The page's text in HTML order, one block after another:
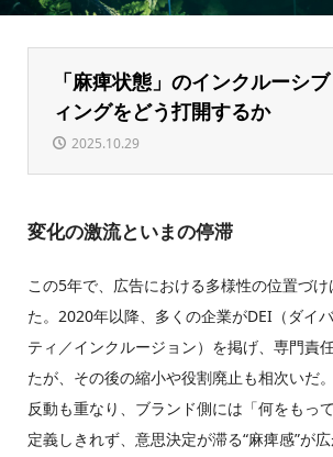
「麻痺状態」のインクルーシ
ィングをどう打開するか
2025.10.29
変化の激流といまの停滞
この5年で、広告における多様性の位置づ
た。2020年以降、多くの企業がDEI（ダイ
ティ／インクルージョン）を掲げ、専門責
たが、その後の縮小や役割廃止も相次いだ
反動も重なり、ブランド側には「何をもっ
定義しきれず、意思決定が滞る“麻痺感”が